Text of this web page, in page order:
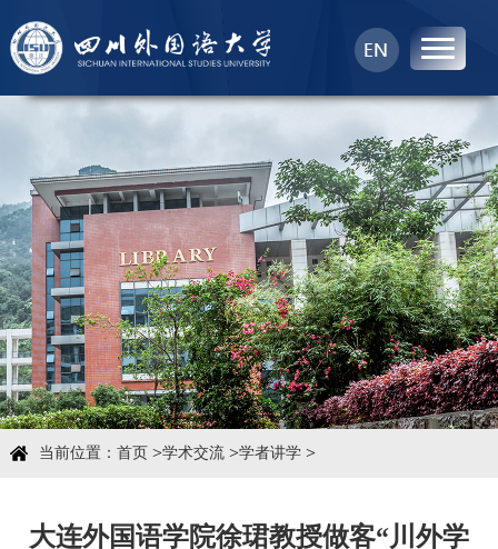
首页
中心概况
科学研究
学术团队
学术交流
当前位置： 首页>学术交流>学者讲学>
大连外国语学院徐珺教授做客“川外学